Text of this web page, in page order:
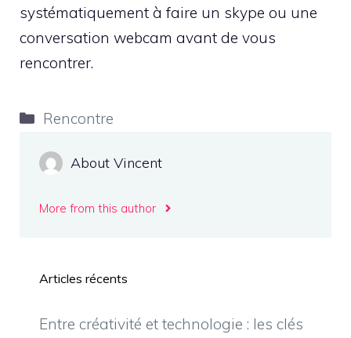
systématiquement à faire un skype ou une
conversation webcam avant de vous
rencontrer.
Catégories
Rencontre
About Vincent
More from this author
Articles récents
Entre créativité et technologie : les clés